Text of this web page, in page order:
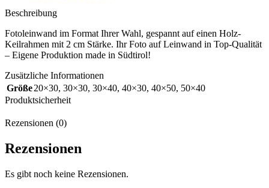
Beschreibung
Fotoleinwand im Format Ihrer Wahl, gespannt auf einen Holz-
Keilrahmen mit 2 cm Stärke. Ihr Foto auf Leinwand in Top-Qualität
– Eigene Produktion made in Südtirol!
Zusätzliche Informationen
Größe20×30, 30×30, 30×40, 40×30, 40×50, 50×40
Produktsicherheit
Rezensionen (0)
Rezensionen
Es gibt noch keine Rezensionen.